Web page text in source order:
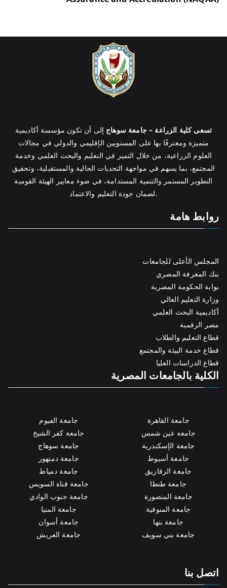
تسعى كلية الزراعة – جامعة سوهاج إلى أن تكون مؤسسة أكاديمية
متميزة ومعترفًا بها على المستويين الإقليمي والدولي في مجالات
العلوم الزراعية، من خلال التميز في التعليم والبحث العلمي وخدمة
المجتمع، بما يسهم في مواجهة التحديات الحالية والمستقبلية، وتحقيق
التطوير المستمر والتنمية المستدامة، في ضوء معايير الهيئة القومية
لضمان جودة التعليم والاعتماد.
روابط هامة
المجلس الأعلى للجامعات
بنك المعرفة المصري
بوابة الحكومة المصرية
وزارة التعليم العالي
أكاديمية البحث العلمي
مصر الرقمية
قطاع التعليم والطلاب
قطاع خدمة البيئة والمجتمع
قطاع الدراسات العليا
الكلية بالجامعات المصرية
جامعة القاهرة
جامعة عين شمس
جامعة الإسكندرية
جامعة أسيوط
جامعة الزقازيق
جامعة طنطا
جامعة المنصورة
جامعة المنوفية
جامعة بنها
جامعة بني سويف
جامعة الفيوم
جامعة كفر الشيخ
جامعة سوهاج
جامعة دمنهور
جامعة دمياط
جامعة قناة السويس
جامعة جنوب الوادي
جامعة المنيا
جامعة أسوان
جامعة العريش
اتصل بنا